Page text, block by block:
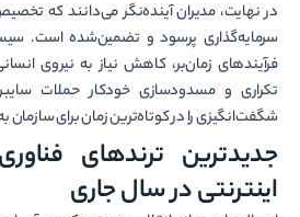
در نهایت، مدیران آینده‌نگر می‌دانند که
سرمایه‌گذاری پرسود و تضمین‌شده است.
فرآیندهای زمان‌بر، کاهش نیاز به نیروی
شگفت‌انگیزی را در کوتاه‌ترین زمان برای سازمان
اینترنتی در سال جاری